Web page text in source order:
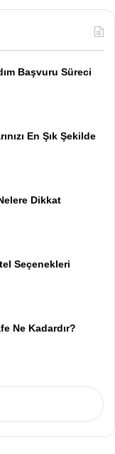
Başvuru Süreci
En Şık Şekilde
Dikkat
Seçenekleri
Ne Kadardır?